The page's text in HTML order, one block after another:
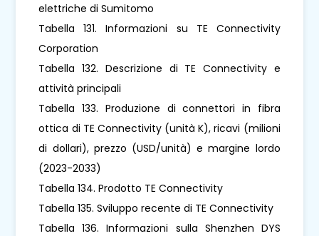
elettriche di Sumitomo
Tabella 131. Informazioni su TE Connectivity
Corporation
Tabella 132. Descrizione di TE Connectivity e
attività principali
Tabella 133. Produzione di connettori in fibra
ottica di TE Connectivity (unità K), ricavi (milioni
di dollari), prezzo (USD/unità) e margine lordo
(2023-2033)
Tabella 134. Prodotto TE Connectivity
Tabella 135. Sviluppo recente di TE Connectivity
Tabella 136. Informazioni sulla Shenzhen DYS